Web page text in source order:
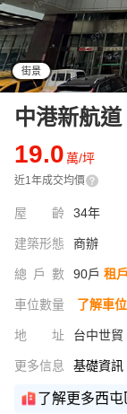
街景
中港新航道
19.0萬/坪
近1年成交均價
屋齡 34年
建築形態 商辦
總戶數 90戶 租
車位數量 了解車
地址 台中世貿
更多信息 基礎資訊
了解更多西